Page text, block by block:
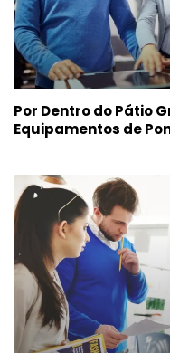
Por Dentro do Pátio
Equipamentos de